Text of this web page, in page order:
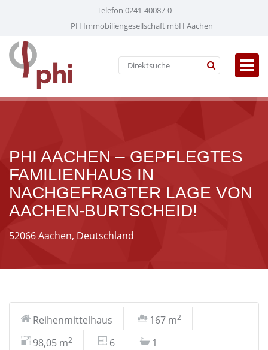
Telefon 0241-40087-0
PH Immobiliengesellschaft mbH Aachen
PHI AACHEN – GEPFLEGTES
FAMILIENHAUS IN
NACHGEFRAGTER LAGE VON
AACHEN-BURTSCHEID!
52066 Aachen, Deutschland
Reihenmittelhaus 167 m2
98,05 m2 6 1